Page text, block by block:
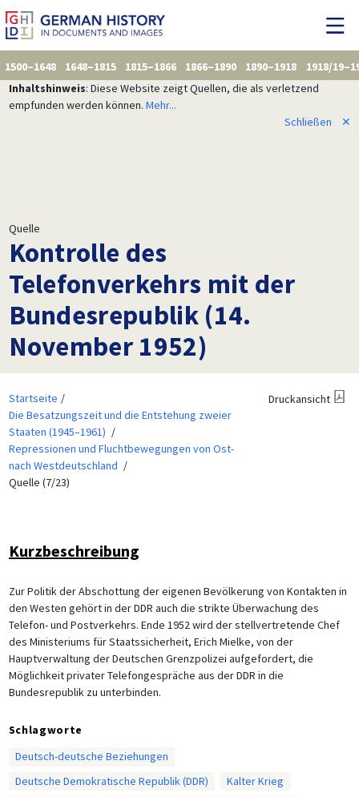
1500–1648 1648–1815 1815–1866 1866–1890 1890–1918
1918/
Inhaltshinweis: Diese Website zeigt Quellen, die als verletzend
empfunden werden können. Mehr...
Schließen
✕
Quelle
Kontrolle des
Telefonverkehrs mit der
Bundesrepublik (14.
November 1952)
Startseite
Die Besatzungszeit und die Entstehung zweier
Staaten (1945–1961)
Repressionen und Fluchtbewegungen von Ost-
nach Westdeutschland
Quelle (7/23)
Druckansicht
Kurzbeschreibung
Zur Politik der Abschottung der eigenen Bevölkerung von Kontakten in
den Westen gehört in der DDR auch die strikte Überwachung des
Telefon- und Postverkehrs. Ende 1952 wird der stellvertretende Chef
des Ministeriums für Staatssicherheit, Erich Mielke, von der
Hauptverwaltung der Deutschen Grenzpolizei aufgefordert, die
Möglichkeit privater Telefongespräche aus der DDR in die
Bundesrepublik zu unterbinden.
Schlagworte
Deutsch-deutsche Beziehungen
Deutsche Demokratische Republik (DDR)
Kalter Krieg